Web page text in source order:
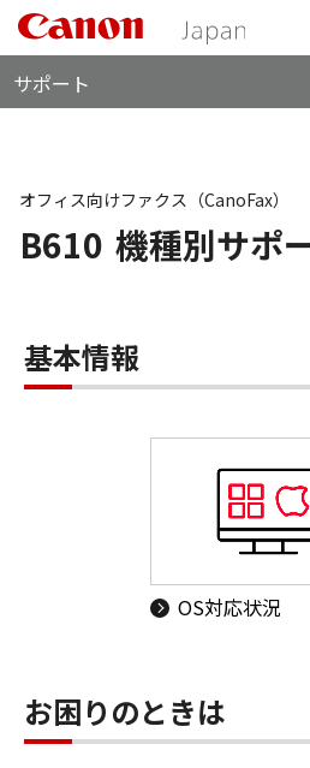
サポート
B610 機種別サポ
オフィス向けファクス（CanoFax）
基本情報
OS対応状況
お困りのときは